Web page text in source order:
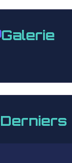
Galerie
Derniers